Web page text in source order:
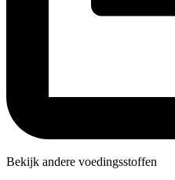
Bekijk andere voedingsstoffen